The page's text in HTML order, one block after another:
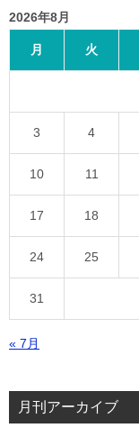
2026年8月
月 火
3 4
10 11
17 18
24 25
31
« 7月
月刊アーカイブ